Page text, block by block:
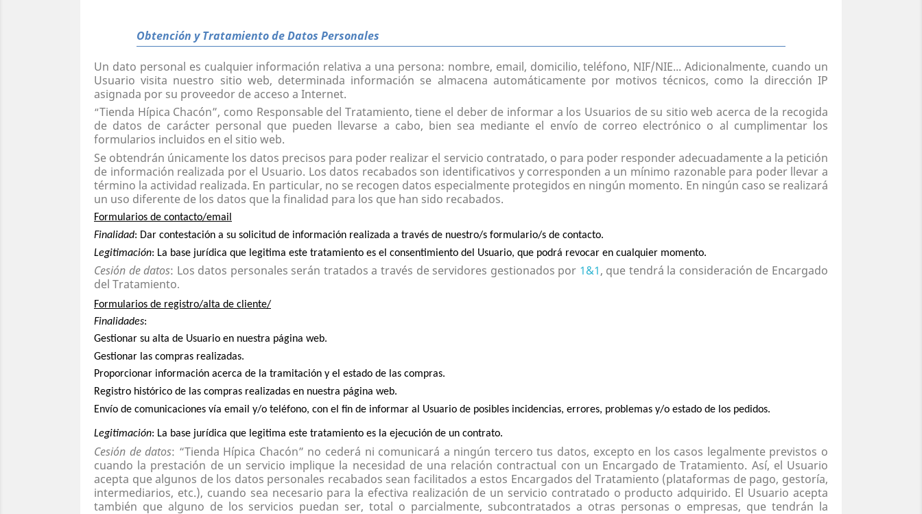
Obtención y Tratamiento de Datos Personales
Un dato personal es cualquier información relativa a una persona: nombre, email, domicilio, teléfono, NIF/NIE... Adicionalmente, cuando un
Usuario visita nuestro sitio web, determinada información se almacena automáticamente por motivos técnicos, como la dirección IP
asignada por su proveedor de acceso a Internet.
“Tienda Hípica Chacón”, como Responsable del Tratamiento, tiene el deber de informar a los Usuarios de su sitio web acerca de la recogida
de datos de carácter personal que pueden llevarse a cabo, bien sea mediante el envío de correo electrónico o al cumplimentar los
formularios incluidos en el sitio web.
Se obtendrán únicamente los datos precisos para poder realizar el servicio contratado, o para poder responder adecuadamente a la petición
de información realizada por el Usuario. Los datos recabados son identificativos y corresponden a un mínimo razonable para poder llevar a
término la actividad realizada. En particular, no se recogen datos especialmente protegidos en ningún momento. En ningún caso se realizará
un uso diferente de los datos que la finalidad para los que han sido recabados.
Formularios de contacto/email
Finalidad: Dar contestación a su solicitud de información realizada a través de nuestro/s formulario/s de contacto.
Legitimación: La base jurídica que legitima este tratamiento es el consentimiento del Usuario, que podrá revocar en cualquier momento.
Cesión de datos: Los datos personales serán tratados a través de servidores gestionados por 1&1, que tendrá la consideración de Encargado
del Tratamiento.
Formularios de registro/alta de cliente/
Finalidades:
Gestionar su alta de Usuario en nuestra página web.
Gestionar las compras realizadas.
Proporcionar información acerca de la tramitación y el estado de las compras.
Registro histórico de las compras realizadas en nuestra página web.
Envío de comunicaciones vía email y/o teléfono, con el fin de informar al Usuario de posibles incidencias, errores, problemas y/o estado de los pedidos.
Legitimación: La base jurídica que legitima este tratamiento es la ejecución de un contrato.
Cesión de datos: “Tienda Hípica Chacón” no cederá ni comunicará a ningún tercero tus datos, excepto en los casos legalmente previstos o
cuando la prestación de un servicio implique la necesidad de una relación contractual con un Encargado de Tratamiento. Así, el Usuario
acepta que algunos de los datos personales recabados sean facilitados a estos Encargados del Tratamiento (plataformas de pago, gestoría,
intermediarios, etc.), cuando sea necesario para la efectiva realización de un servicio contratado o producto adquirido. El Usuario acepta
también que alguno de los servicios puedan ser, total o parcialmente, subcontratados a otras personas o empresas, que tendrán la